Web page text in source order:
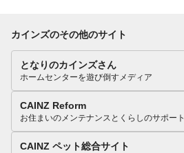
カインズのその他のサイト
となりのカインズさん
ホームセンターを遊び倒すメディア
CAINZ Reform
お住まいのメンテナンスとくらしのサポート
CAINZ ペット総合サイト